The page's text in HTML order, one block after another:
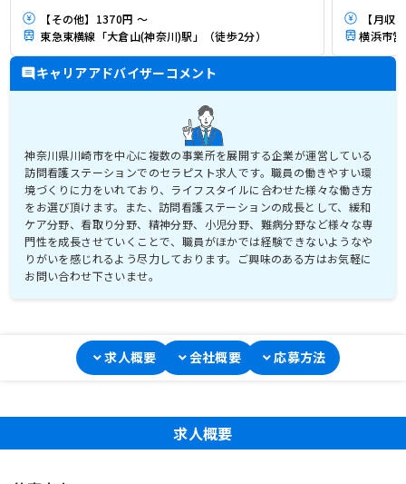
【その他】1370円 ～
東急東横線「大倉山(神奈川)駅」（徒歩2分）
【月収
キャリアアドバイザーコメント
神奈川県川崎市を中心に複数の事業所を展開する企業が運営している
訪問看護ステーションでのセラピスト求人です。職員の働きやすい環
境づくりに力をいれており、ライフスタイルに合わせた様々な働き方
をお選び頂けます。また、訪問看護ステーションの成長として、緩和
ケア分野、看取り分野、精神分野、小児分野、難病分野など様々な専
門性を成長させていくことで、職員がほかでは経験できないようなや
りがいを感じれるよう尽力しております。ご興味のある方はお気軽に
お問い合わせ下さいませ。
求人概要 会社概要 応募方法
求人概要